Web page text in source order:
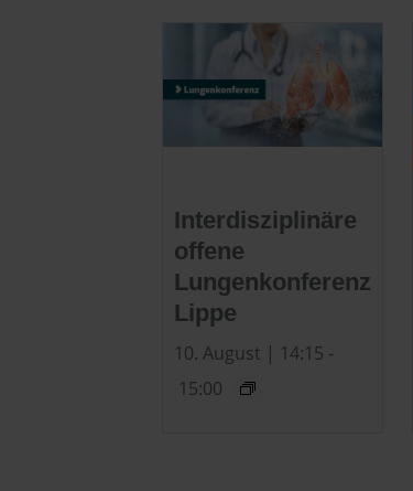
Interdisziplinäre
offene
Lungenkonferenz
Lippe
10. August | 14:15 -
15:00